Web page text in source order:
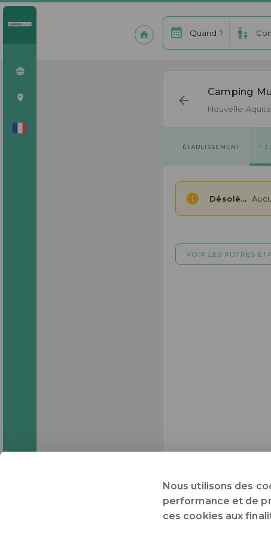
Quand ?
Camping
Nouvelle-
ÉTABLISSEMENT
Désolé...
VOIR LES AUTRES
Nous utilisons des
performance et de
ces cookies aux